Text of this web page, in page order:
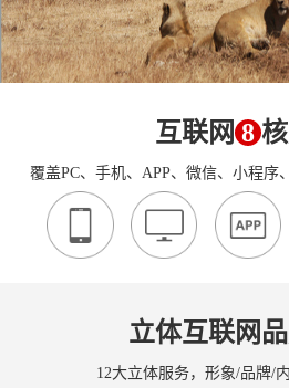
互联网 8
覆盖PC、手机、APP、微信、小程序
立体互联网
12大立体服务，形象/品牌/